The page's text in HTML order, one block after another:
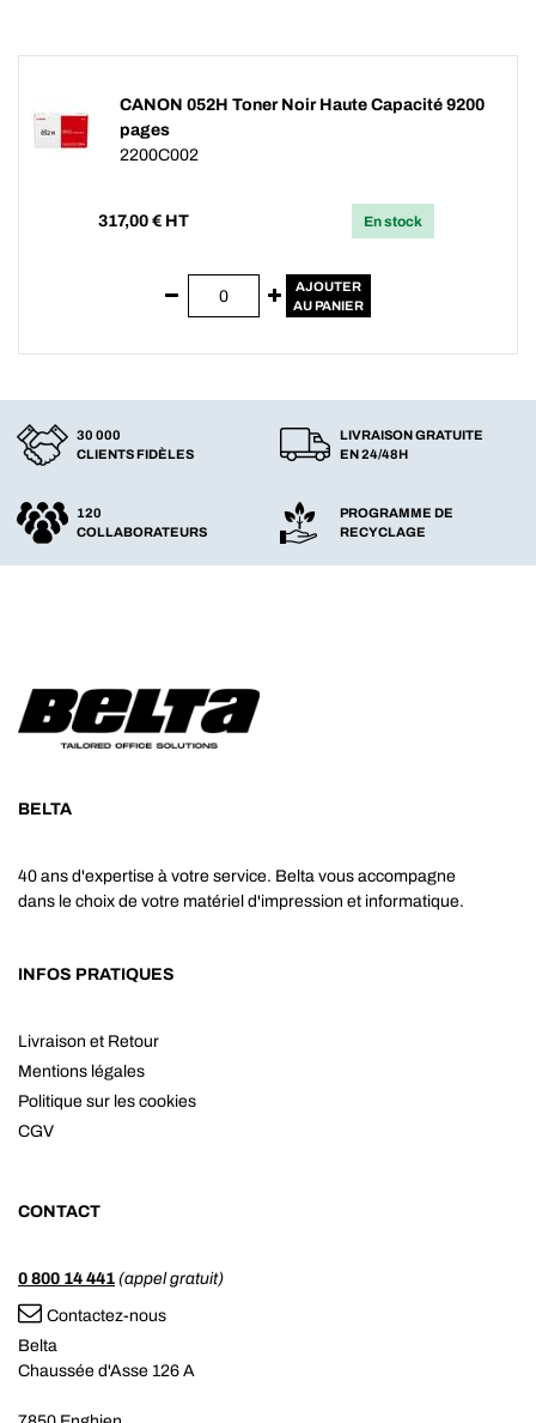
CANON 052H Toner Noir Haute Capacité 9200
pages
2200C002
317,00 € HT En stock
AJOUTER
AU PANIER
30 000
CLIENTS FIDÈLES
LIVRAISON GRATUITE
EN 24/48H
120
COLLABORATEURS
PROGRAMME DE
RECYCLAGE
BELTA
40 ans d'expertise à votre service. Belta vous accompagne
dans le choix de votre matériel d'impression et informatique.
INFOS PRATIQUES
Livraison et Retour
Mentions légales
Politique sur les cookies
CGV
CONTACT
0 800 14 441 (appel gratuit)
Contactez-nous
Belta
Chaussée d'Asse 126 A